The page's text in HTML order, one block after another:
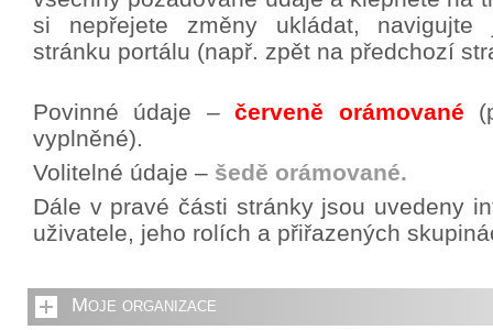
si nepřejete změny ukládat, navigujte
stránku portálu (např. zpět na předchozí
Povinné údaje –červeně orámované
vyplněné).
Volitelné údaje – šedě orámované.
Dále v pravé části stránky jsou uvedeny
uživatele, jeho rolích a přiřazených
Moje organizace